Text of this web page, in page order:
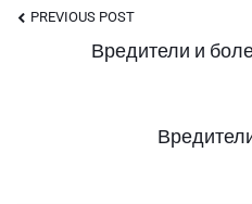
Post
PREVIOUS POST
Вредители и